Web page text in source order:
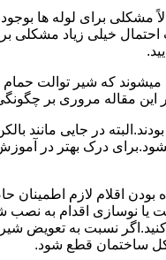
برای لوله ها
خیلی زیاد مشکلی
میشوند که شیر توالت
مقاله مروری بر
در جایی مانند
درک بهتر در
اقلام لازم اطمینان
یا نوسازی اقدام به
نسبت به تعویض
کل ساختمان قطع شود.